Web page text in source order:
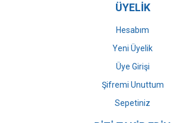
ÜYELİK
Hesabım
Yeni Üyelik
Üye Girişi
Şifremi Unuttum
Sepetiniz